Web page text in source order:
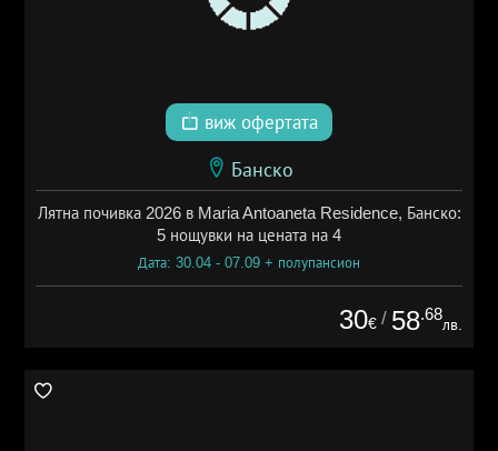
виж офертата
Банско
Лятна почивка 2026 в Maria Antoaneta Residence, Банско:
5 нощувки на цената на 4
Дата: 30.04 - 07.09 + полупансион
30€ / 58.68
лв.